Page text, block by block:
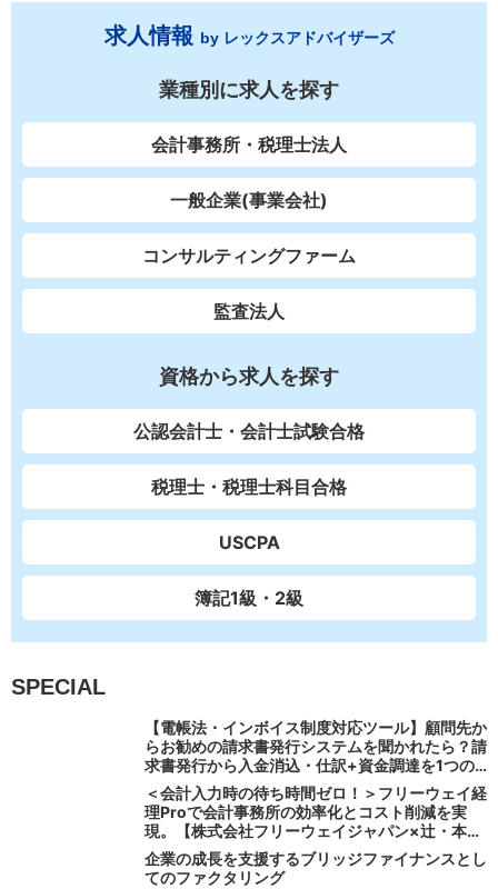
求人情報 by レックスアドバイザーズ
業種別に求人を探す
会計事務所・税理士法人
一般企業(事業会社)
コンサルティングファーム
監査法人
資格から求人を探す
公認会計士・会計士試験合格
税理士・税理士科目合格
USCPA
簿記1級・2級
SPECIAL
【電帳法・インボイス制度対応ツール】顧問先か
らお勧めの請求書発行システムを聞かれたら？請
求書発行から入金消込・仕訳+資金調達を1つの
システムで完結する 「請求QUICK」の魅力に迫
る
＜会計入力時の待ち時間ゼロ！＞フリーウェイ経
理Proで会計事務所の効率化とコスト削減を実
現。【株式会社フリーウェイジャパン×辻・本郷
税理士法人（経理宅配便事業部）】
企業の成長を支援するブリッジファイナンスとし
てのファクタリング